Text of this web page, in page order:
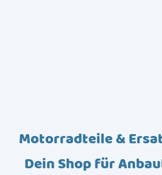
Motorradteile &
Dein Shop für